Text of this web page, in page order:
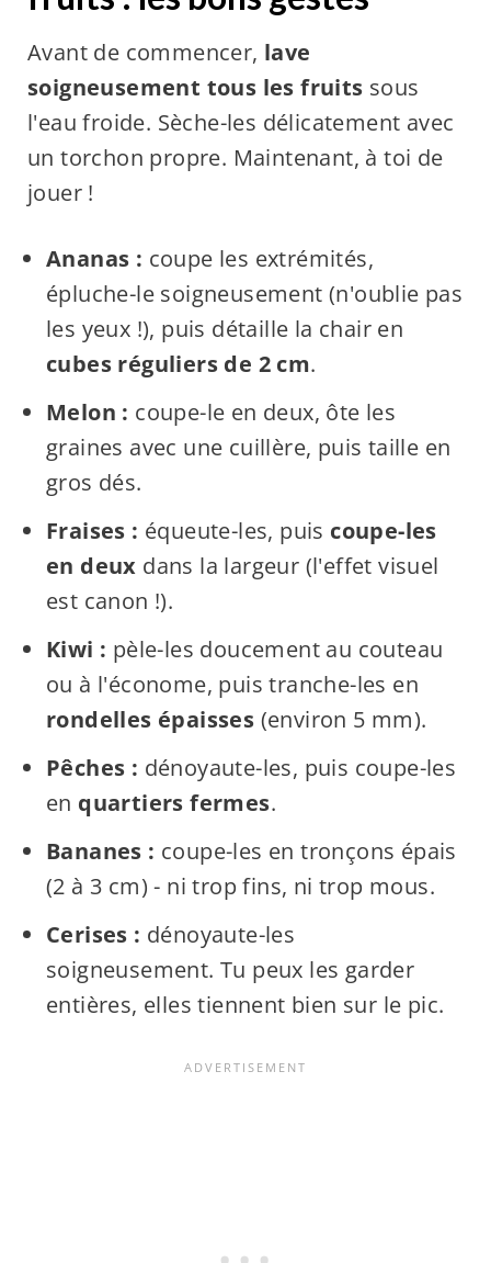
Avant de commencer, lave
soigneusement tous les fruits sous
l'eau froide. Sèche-les délicatement avec
un torchon propre. Maintenant, à toi de
jouer !
Ananas : coupe les extrémités,
épluche-le soigneusement (n'oublie pas
les yeux !), puis détaille la chair en
cubes réguliers de 2 cm.
Melon : coupe-le en deux, ôte les
graines avec une cuillère, puis taille en
gros dés.
Fraises : équeute-les, puis coupe-les
en deux dans la largeur (l'effet visuel
est canon !).
Kiwi : pèle-les doucement au couteau
ou à l'économe, puis tranche-les en
rondelles épaisses (environ 5 mm).
Pêches : dénoyaute-les, puis coupe-les
en quartiers fermes.
Bananes : coupe-les en tronçons épais
(2 à 3 cm) - ni trop fins, ni trop mous.
Cerises : dénoyaute-les
soigneusement. Tu peux les garder
entières, elles tiennent bien sur le pic.